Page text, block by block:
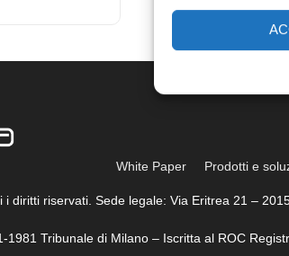
White Paper Prodotti e
i diritti riservati. Sede legale: Via Eritrea 21 –
1981 Tribunale di Milano – Iscritta al ROC